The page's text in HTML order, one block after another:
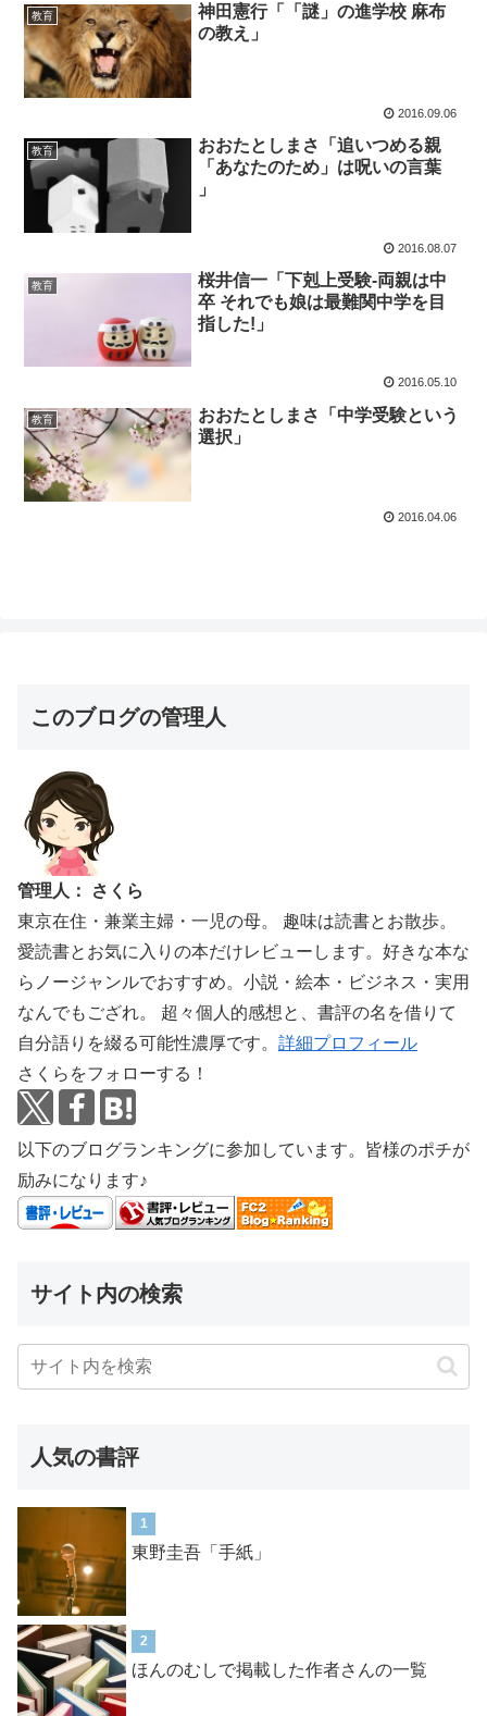
教育
神田憲行「「謎」の進学校 麻布
の教え」
2016.09.06
教育
おおたとしまさ「追いつめる親
「あなたのため」は呪いの言葉
」
2016.08.07
教育
桜井信一「下剋上受験-両親は中
卒 それでも娘は最難関中学を目
指した!」
2016.05.10
教育
おおたとしまさ「中学受験という
選択」
2016.04.06
このブログの管理人
管理人： さくら
東京在住・兼業主婦・一児の母。 趣味は読書とお散歩。
愛読書とお気に入りの本だけレビューします。好きな本な
らノージャンルでおすすめ。小説・絵本・ビジネス・実用
なんでもござれ。 超々個人的感想と、書評の名を借りて
自分語りを綴る可能性濃厚です。 詳細プロフィール
さくらをフォローする！
以下のブログランキングに参加しています。皆様のポチが
励みになります♪
サイト内の検索
人気の書評
1
東野圭吾「手紙」
2
ほんのむしで掲載した作者さんの一覧